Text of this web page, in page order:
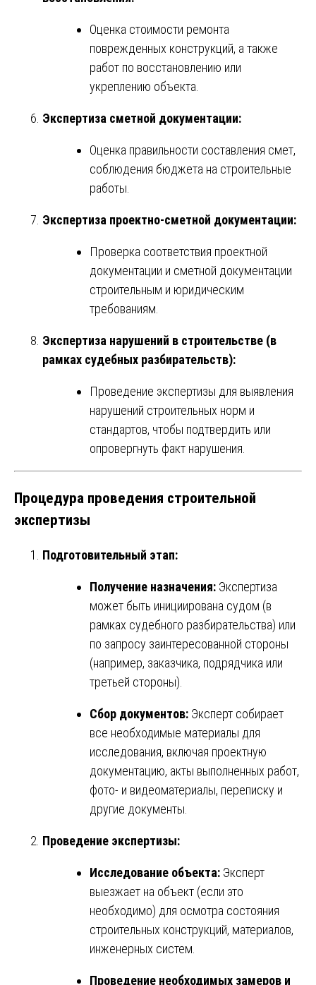
Оценка стоимости ремонта
поврежденных конструкций, а также
работ по восстановлению или
укреплению объекта.
Экспертиза сметной документации:
Оценка правильности составления смет,
соблюдения бюджета на строительные
работы.
Экспертиза проектно-сметной документации:
Проверка соответствия проектной
документации и сметной документации
строительным и юридическим
требованиям.
Экспертиза нарушений в строительстве (в
рамках судебных разбирательств):
Проведение экспертизы для выявления
нарушений строительных норм и
стандартов, чтобы подтвердить или
опровергнуть факт нарушения.
Процедура проведения строительной
экспертизы
Подготовительный этап:
Получение назначения: Экспертиза
может быть инициирована судом (в
рамках судебного разбирательства) или
по запросу заинтересованной стороны
(например, заказчика, подрядчика или
третьей стороны).
Сбор документов: Эксперт собирает
все необходимые материалы для
исследования, включая проектную
документацию, акты выполненных работ,
фото- и видеоматериалы, переписку и
другие документы.
Проведение экспертизы:
Исследование объекта: Эксперт
выезжает на объект (если это
необходимо) для осмотра состояния
строительных конструкций, материалов,
инженерных систем.
Проведение необходимых замеров и